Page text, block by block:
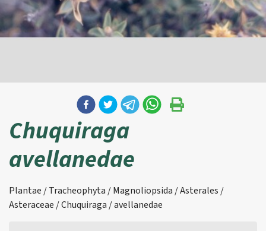
Chuquiraga
avellanedae
Plantae / Tracheophyta / Magnoliopsida / Asterales /
Asteraceae / Chuquiraga / avellanedae